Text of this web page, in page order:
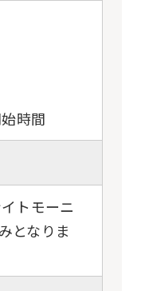
時間
トモーニ
となりま